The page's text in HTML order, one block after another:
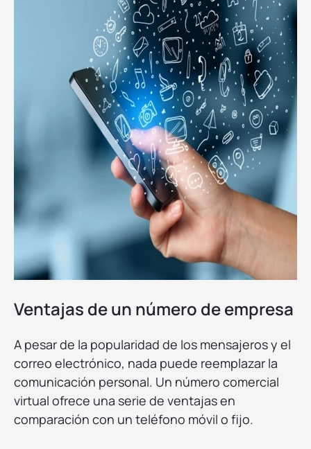
Ventajas de un número de empresa
A pesar de la popularidad de los mensajeros y el
correo electrónico, nada puede reemplazar la
comunicación personal. Un número comercial
virtual ofrece una serie de ventajas en
comparación con un teléfono móvil o fijo.